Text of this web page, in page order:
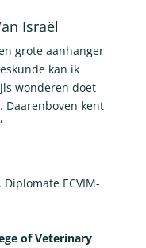
Israël
grote aanhanger
kan ik
wonderen doet
Daarenboven kent
Diplomate ECVIM-
of Veterinary